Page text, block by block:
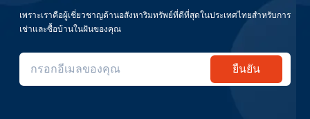
เพราะเราคือผู้เชี่ยวชาญด้านอสังหาริมทรัพย์ที่ดีที่สุดในประเทศไทยสำหรับการ
เช่าและซื้อบ้านในฝันของคุณ
ยืนยัน